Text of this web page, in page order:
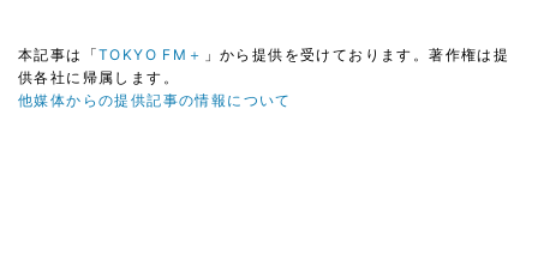
本記事は「TOKYO FM＋ 」から提供を受けております。著作権は提
供各社に帰属します。
他媒体からの提供記事の情報について